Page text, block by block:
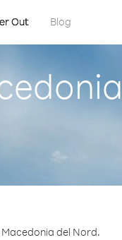
Out Blog
del Nord.